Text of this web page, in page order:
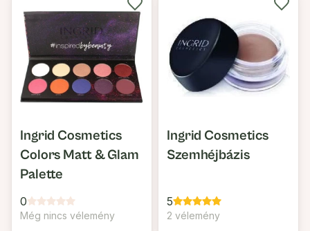
Ingrid Cosmetics
Colors Matt & Glam
Palette
0
Még nincs vélemény
Ingrid Cosmetics
Szemhéjbázis
5
2 vélemény